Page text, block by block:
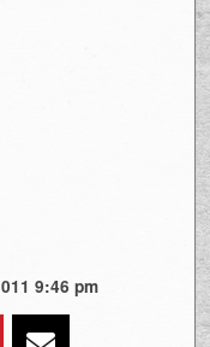
9:46 pm